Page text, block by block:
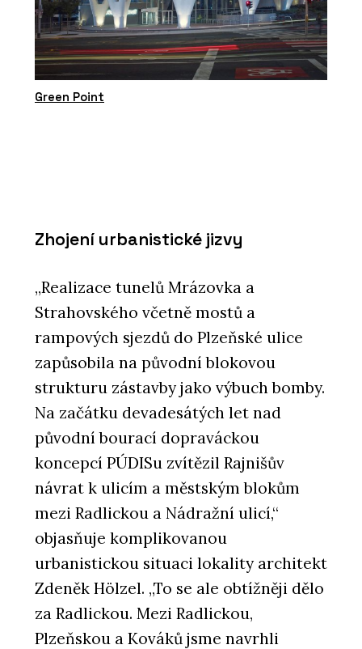
Green Point
Zhojení urbanistické jizvy
„Realizace tunelů Mrázovka a
Strahovského včetně mostů a
rampových sjezdů do Plzeňské ulice
zapůsobila na původní blokovou
strukturu zástavby jako výbuch bomby.
Na začátku devadesátých let nad
původní bourací dopraváckou
koncepcí PÚDISu zvítězil Rajnišův
návrat k ulicím a městským blokům
mezi Radlickou a Nádražní ulicí,“
objasňuje komplikovanou
urbanistickou situaci lokality architekt
Zdeněk Hölzel. „To se ale obtížněji dělo
za Radlickou. Mezi Radlickou,
Plzeňskou a Kováků jsme navrhli